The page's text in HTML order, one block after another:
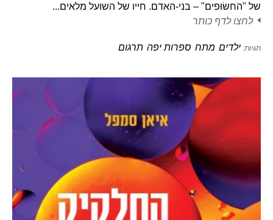
של "החשׂוּפים" – בני-האדם. חייו של השועל מלאים...
לחצו לדף כותר
תגיות: ילדים מתח ספרות יפה תרגום